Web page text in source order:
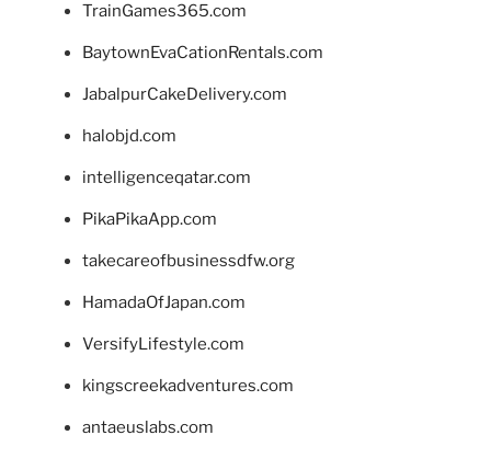
TrainGames365.com
BaytownEvaCationRentals.com
JabalpurCakeDelivery.com
halobjd.com
intelligenceqatar.com
PikaPikaApp.com
takecareofbusinessdfw.org
HamadaOfJapan.com
VersifyLifestyle.com
kingscreekadventures.com
antaeuslabs.com